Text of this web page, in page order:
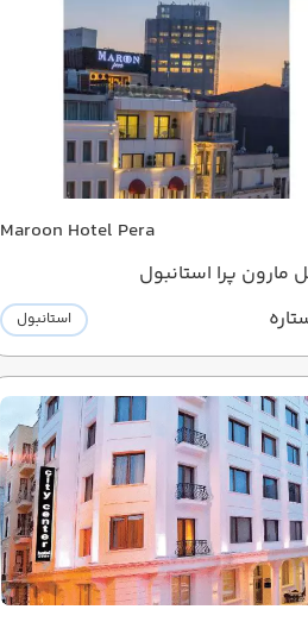
Maroon Hotel Pera
مارون پرا استانبول
استانبول